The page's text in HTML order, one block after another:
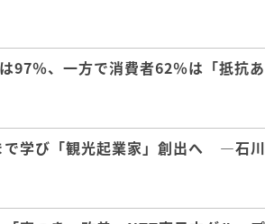
97％、一方で消費者62％は「抵
で学び「観光起業家」創出へ ―石